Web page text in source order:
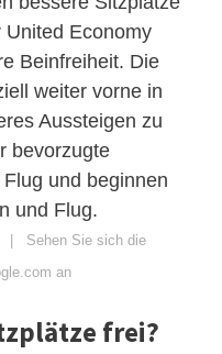
Economy
Beinfreiheit. Die
weiter vorne in
Aussteigen zu
bevorzugte
und beginnen
und Flug.
| Sehen Sie sich die
an
frei?